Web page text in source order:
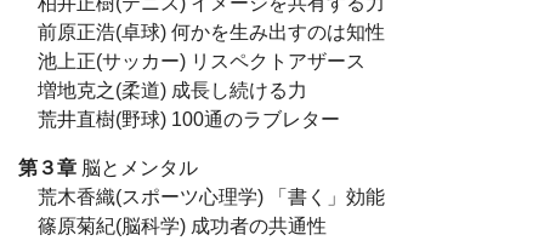
前原正浩(卓球) 何かを生み出すのは知性
池上正(サッカー) リスペクトアザース
増地克之(柔道) 成長し続ける力
荒井直樹(野球) 100通のラブレター
第３章 脳とメンタル
荒木香織(スポーツ心理学) 「書く」効能
篠原菊紀(脳科学) 成功者の共通性